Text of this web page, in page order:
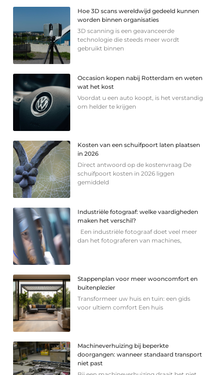
Hoe 3D scans wereldwijd gedeeld kunnen
worden binnen organisaties
3D scanning is een geavanceerde
technologie die steeds meer wordt
gebruikt binnen
Occasion kopen nabij Rotterdam en weten
wat het kost
Voordat u een auto koopt, is het verstandig
om helder te krijgen
Kosten van een schuifpoort laten plaatsen
in 2026
Direct antwoord op de kostenvraag De
schuifpoort kosten in 2026 liggen
gemiddeld
Industriële fotograaf: welke vaardigheden
maken het verschil?
Een industriële fotograaf doet veel meer
dan het fotograferen van machines,
Stappenplan voor meer wooncomfort en
buitenplezier
Transformeer uw huis en tuin: een gids
voor ultiem comfort Een huis
Machineverhuizing bij beperkte
doorgangen: wanneer standaard transport
niet past